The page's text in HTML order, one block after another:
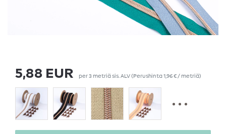
5,88 EUR per3 metriäsis. ALV(Perushinta1,96 € / metriä)